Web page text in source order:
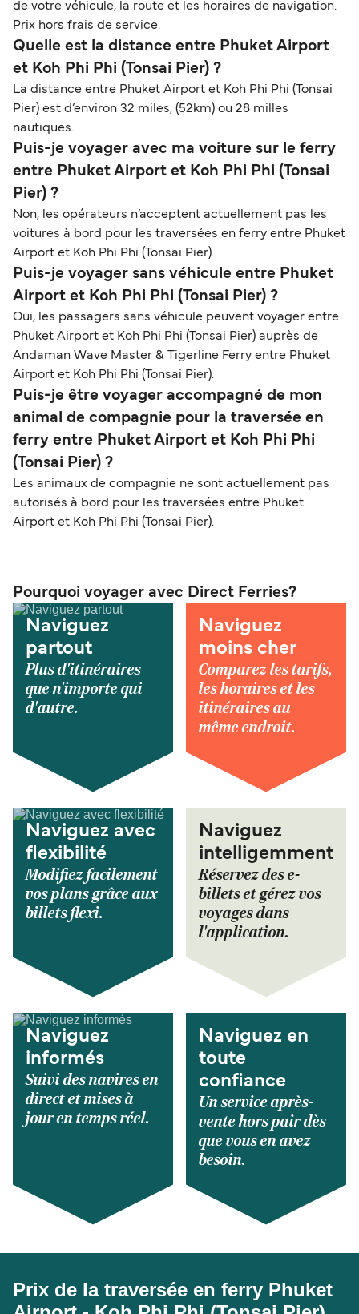
de votre véhicule, la route et les horaires de navigation.
Prix hors frais de service.
Quelle est la distance entre Phuket Airport
et Koh Phi Phi (Tonsai Pier) ?
La distance entre Phuket Airport et Koh Phi Phi (Tonsai
Pier) est d’environ 32 miles, (52km) ou 28 milles
nautiques.
Puis-je voyager avec ma voiture sur le ferry
entre Phuket Airport et Koh Phi Phi (Tonsai
Pier) ?
Non, les opérateurs n’acceptent actuellement pas les
voitures à bord pour les traversées en ferry entre Phuket
Airport et Koh Phi Phi (Tonsai Pier).
Puis-je voyager sans véhicule entre Phuket
Airport et Koh Phi Phi (Tonsai Pier) ?
Oui, les passagers sans véhicule peuvent voyager entre
Phuket Airport et Koh Phi Phi (Tonsai Pier) auprès de
Andaman Wave Master & Tigerline Ferry entre Phuket
Airport et Koh Phi Phi (Tonsai Pier).
Puis-je être voyager accompagné de mon
animal de compagnie pour la traversée en
ferry entre Phuket Airport et Koh Phi Phi
(Tonsai Pier) ?
Les animaux de compagnie ne sont actuellement pas
autorisés à bord pour les traversées entre Phuket
Airport et Koh Phi Phi (Tonsai Pier).
Pourquoi voyager avec Direct Ferries?
Naviguez
partout
Plus d'itinéraires
que n'importe qui
d'autre.
Naviguez
moins cher
Comparez les tarifs,
les horaires et les
itinéraires au
même endroit.
Naviguez avec
flexibilité
Modifiez facilement
vos plans grâce aux
billets flexi.
Naviguez
intelligemment
Réservez des e-
billets et gérez vos
voyages dans
l'application.
Naviguez
informés
Suivi des navires en
direct et mises à
jour en temps réel.
Naviguez en
toute
confiance
Un service après-
vente hors pair dès
que vous en avez
besoin.
Prix de la traversée en ferry Phuket